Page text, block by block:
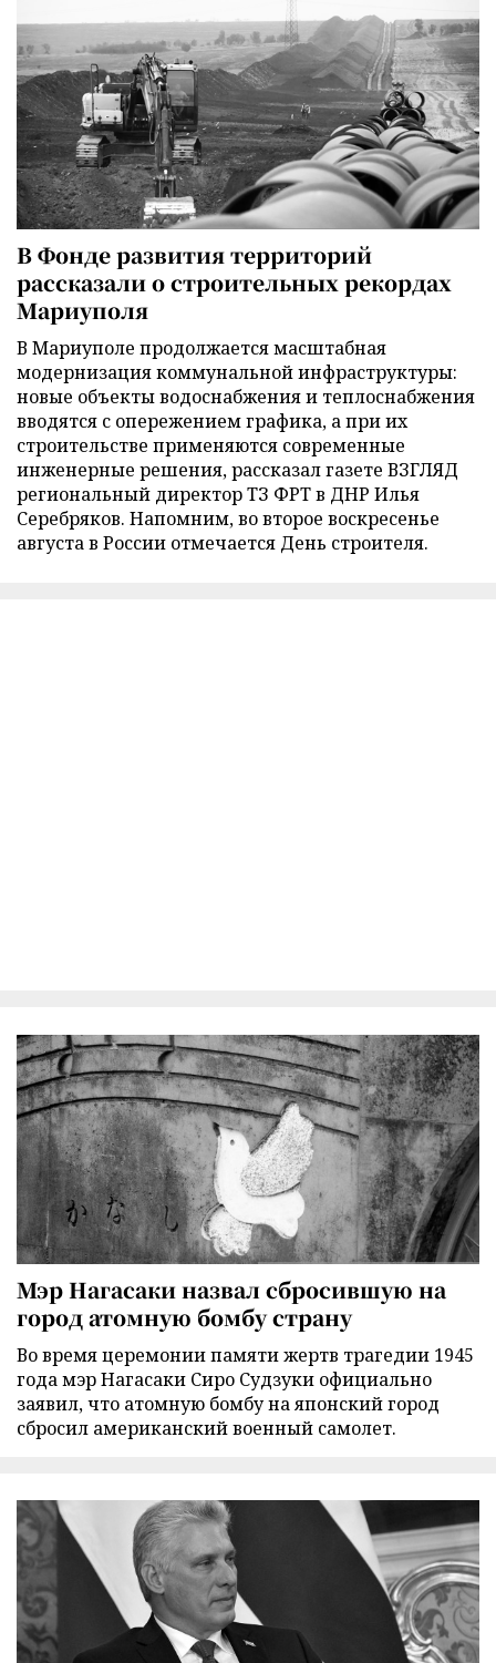
В Фонде развития территорий
рассказали о строительных рекордах
Мариуполя
В Мариуполе продолжается масштабная
модернизация коммунальной инфраструктуры:
новые объекты водоснабжения и теплоснабжения
вводятся с опережением графика, а при их
строительстве применяются современные
инженерные решения, рассказал газете ВЗГЛЯД
региональный директор ТЗ ФРТ в ДНР Илья
Серебряков. Напомним, во второе воскресенье
августа в России отмечается День строителя.
Мэр Нагасаки назвал сбросившую на
город атомную бомбу страну
Во время церемонии памяти жертв трагедии 1945
года мэр Нагасаки Сиро Судзуки официально
заявил, что атомную бомбу на японский город
сбросил американский военный самолет.